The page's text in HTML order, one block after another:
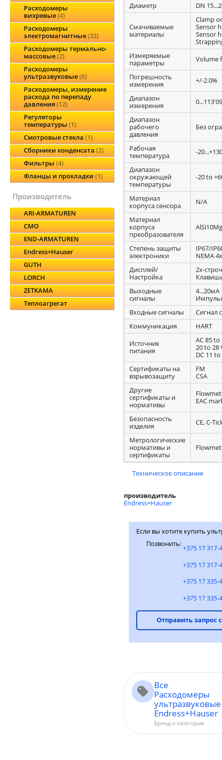
Расходомеры
вихревые 4
Расходомеры
электромагнитные 32
Расходомеры термально-
массовые 2
Расходомеры
ультразвуковые 6
Расходомеры, измерение
расхода по перепаду
давления 12
Регуляторы
температуры 1
Смотровые стекла 1
Сборники конденсата 2
Фильтры 4
Фланцы и прокладки 1
производитель
ARI-ARMATUREN
CMO
END-ARMATUREN
Endress+Hauser
GUTH
LORCH
ZETKAMA
Теплоагрегат
Диаметр
DN
Смачиваемые
материалы
Clamp
Sensor
Sensor
Измеряемые
параметры
Volume
Погрешность
измерения
+/-2.0%
Диапазон
измерения
Диапазон
рабочего
давления
Без
Рабочая
температура
-
Диапазон
окружающей
температуры
-20 to
Материал
корпуса сенсора
N/A
Материал
корпуса
преобразователя
Степень защиты
электроники
IP67/
NEMA 4x
Дисплей/
Настройка
2х-
Выходные
сигналы
4...20мА
Входные сигналы
Сигнал
Коммуникация
HART
Источник
питания
AC 85 to
20 to 28
DC 11 to
Сертификаты на
взрывозащиту
FM
CSA
Другие
сертификаты и
нормативы
EAC
Безопасность
изделия
CE, C-
Метрологические
нормативы и
сертификаты
Техническое описание
производитель
Endress+Hauser
Если вы хотите купить
Позвонить:
+375 17 317-
+375 17 317-
+375 17 335-
+375 17 335-
Отправить запрос
Все
Расходомеры
ультразвуковые
Endress+Hauser
Бренд и категория